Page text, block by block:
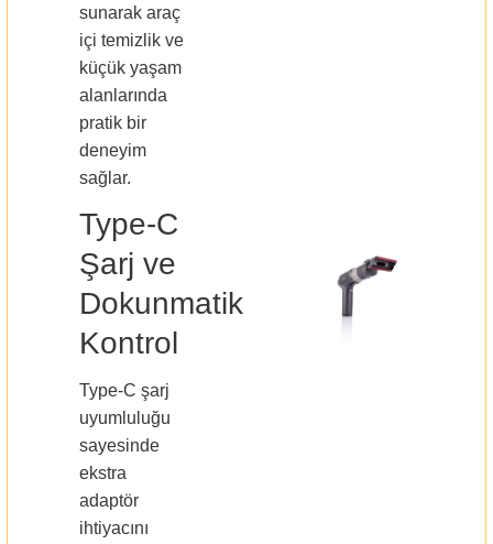
sunarak araç
içi temizlik ve
küçük yaşam
alanlarında
pratik bir
deneyim
sağlar.
Type-C
Şarj ve
Dokunmatik
Kontrol
Type-C şarj
uyumluluğu
sayesinde
ekstra
adaptör
ihtiyacını